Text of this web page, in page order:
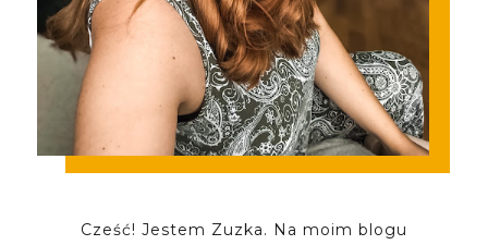
Cześć! Jestem Zuzka. Na moim blogu